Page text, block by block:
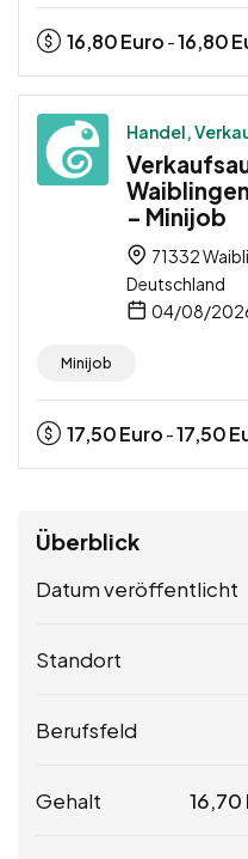
16,80Euro -16,80
Handel,
– Minijob
71332
Deutschland
04/08/
Minijob
17,50Euro -17,50
Überblick
Datum veröffentlicht
Standort
Berufsfeld
Gehalt 16,70